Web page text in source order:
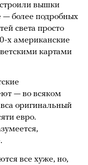
вышки
— более подробных
света просто
х американские
картами
— во всяком
оригинальный
евро.
все хуже, но,